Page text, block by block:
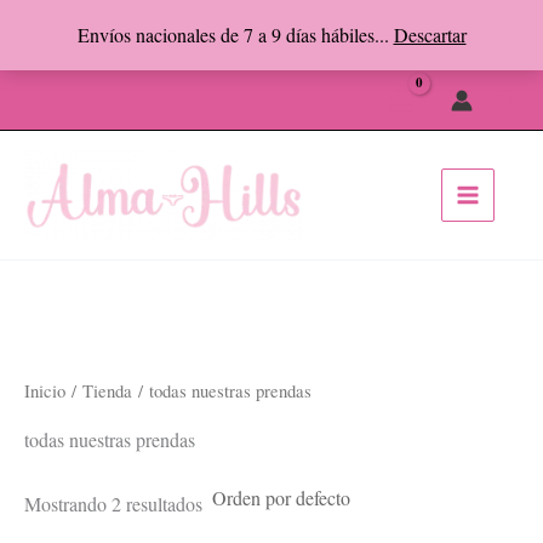
Envíos nacionales de 7 a 9 días hábiles... Descartar
contenido
Inicio / Tienda / todas nuestras prendas
todas nuestras prendas
Mostrando 2 resultados
Facebook Instagram